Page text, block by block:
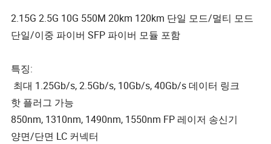
2.15G 2.5G 10G 550M 20km 120km 단일 모드/멀티 모드
단일/이중 파이버 SFP 파이버 모듈 포함
특징:
최대 1.25Gb/s, 2.5Gb/s, 10Gb/s, 40Gb/s 데이터 링크
핫 플러그 가능
850nm, 1310nm, 1490nm, 1550nm FP 레이저 송신기
양면/단면 LC 커넥터